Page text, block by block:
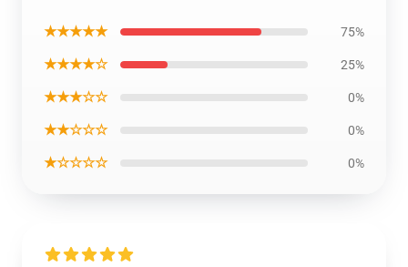
★★★★★ 75%
★★★★☆ 25%
★★★☆☆ 0%
★★☆☆☆ 0%
★☆☆☆☆ 0%